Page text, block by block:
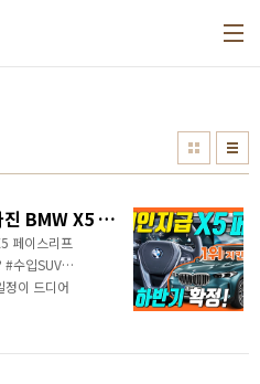
하반기 국내 출시 확정! 확 달라진 BMW X5 페이스리프트 나온다!
페이스리프
#수입SUV 1
이 드디어
정으로 신
골탈태 실